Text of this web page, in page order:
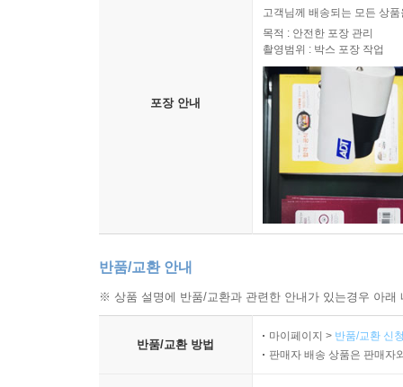
포장 안내
고객님께 배송되는 모든 상
목적 : 안전한 포장 관리
촬영범위 : 박스 포장 작업
반품/교환 안내
※ 상품 설명에 반품/교환과 관련한 안내가 있는경우 아
반품/교환 방법
마이페이지 > 반품/교환 신
판매자 배송 상품은 판매자